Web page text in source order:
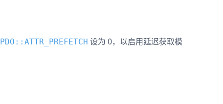
PDO::ATTR_PREFETCH 设为 0，以启用延迟获取模